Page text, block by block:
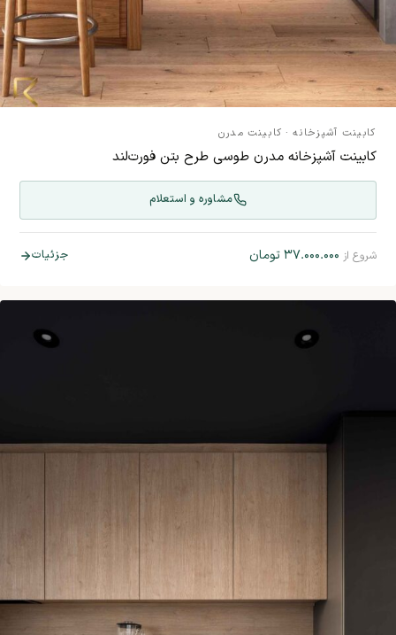
کابینت آشپزخانه· کابینت مدرن
کابینت آشپزخانه مدرن طوسی طرح بتن فورت‌لند
مشاوره و استعلام
شروع از ۳۷.۰۰۰.۰۰۰ تومان جزئیات